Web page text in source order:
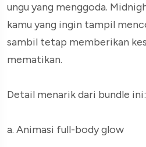
ungu yang menggoda.
kamu yang ingin tampil
sambil tetap memberikan
mematikan.
Detail menarik dari bundle ini:
a. Animasi full-body glow